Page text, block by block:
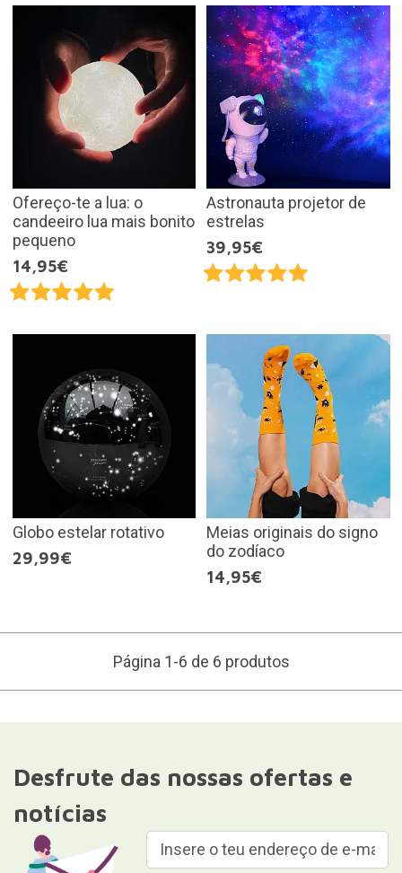
Ofereço-te a lua: o
candeeiro lua mais bonito
pequeno
14,95€
Astronauta projetor de
estrelas
39,95€
Globo estelar rotativo
29,99€
Meias originais do signo
do zodíaco
14,95€
Página 1-6 de 6 produtos
Desfrute das nossas ofertas e
notícias